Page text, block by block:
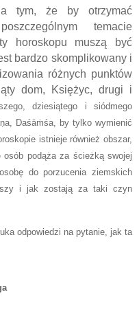
tym, że by otrzymać
temacie
horoskopu muszą być
bardzo skomplikowany i
różnych punktów
dom, Księżyc, drugi i
dziesiątego i siódmego
Daśāṁśa, by tylko wymienić
istnieje również obszar,
podąża za ścieżką swojej
do porzucenia ziemskich
i jak zostają za taki czyn
odpowiedzi na pytanie, jak ta